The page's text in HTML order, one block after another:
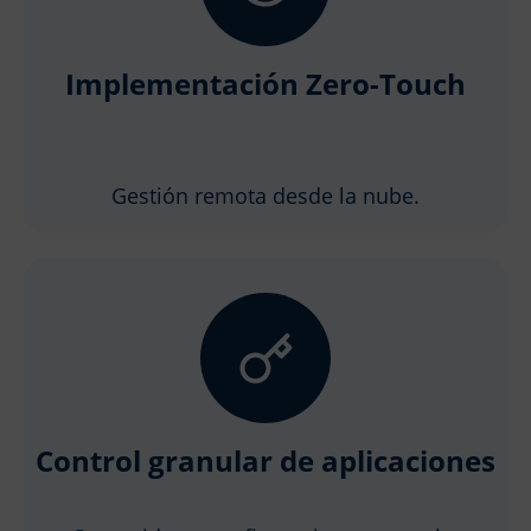
Implementación Zero-Touch
Gestión remota desde la nube.
Control granular de aplicaciones